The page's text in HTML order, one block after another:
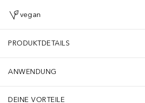
vegan
PRODUKTDETAILS
ANWENDUNG
DEINE VORTEILE